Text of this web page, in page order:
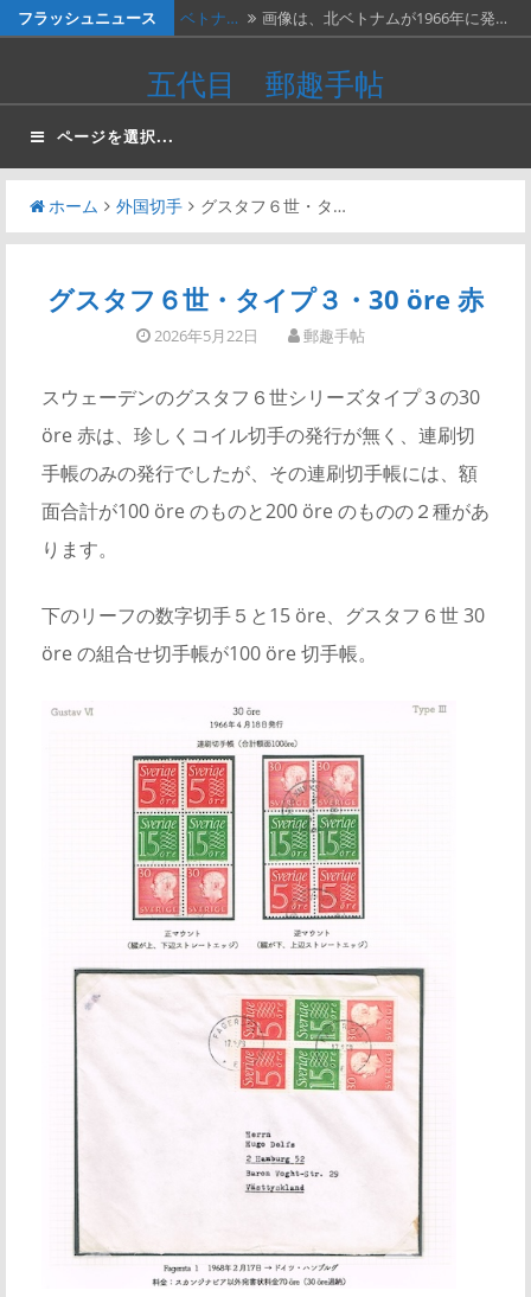
へ
キ
フラッシュニュース ベトナ… 画像は、北ベトナムが1966年に発…
画像は、1990年代初頭に作ったリ…
ネパー… 画像は1967年に撮影された、ネパ…
かつお…
２週間無休で、やっと仕事が一段落。
…
五代目 郵趣手帖
ページを選択...
ホーム 外国切手 グスタフ６世・タ…
グスタフ６世・タイプ３・30 öre 赤
2026年5月22日 郵趣手帖
スウェーデンのグスタフ６世シリーズタイプ３の30
öre 赤は、珍しくコイル切手の発行が無く、連刷切
手帳のみの発行でしたが、その連刷切手帳には、額
面合計が100 öre のものと200 öre のものの２種があ
ります。
下のリーフの数字切手５と15 öre、グスタフ６世 30
öre の組合せ切手帳が100 öre 切手帳。